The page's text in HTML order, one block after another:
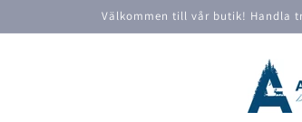
Välkommen till vår butik! Handla